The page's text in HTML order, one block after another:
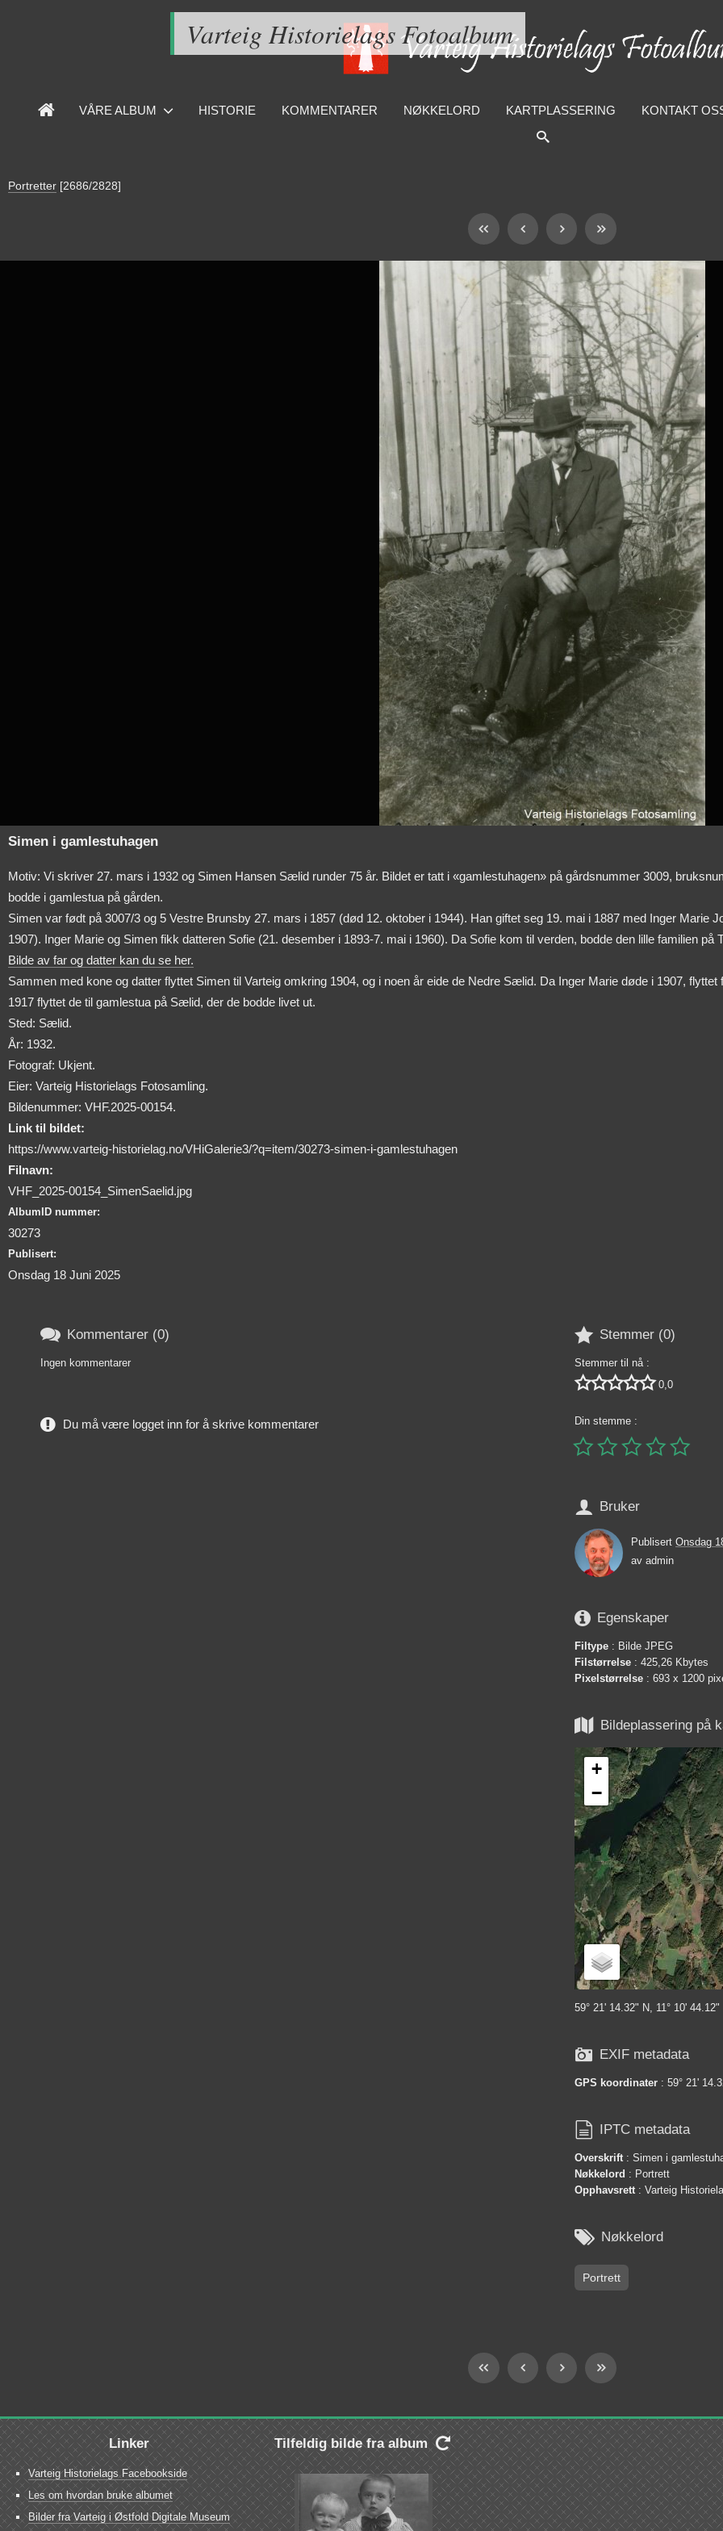
Varteig Historielags Fotoalbum
VÅRE ALBUM HISTORIE KOMMENTARER NØKKELORD KARTPLASSERING KONTAKT
Portretter [2686/2828]
Simen i gamlestuhagen
Motiv: Vi skriver 27. mars i 1932 og Simen Hansen Sælid runder 75 år. Bildet er tatt i «gamlestuhagen» på gårdsnummer 3009,
bodde i gamlestua på gården.
Simen var født på 3007/3 og 5 Vestre Brunsby 27. mars i 1857 (død 12. oktober i 1944). Han giftet seg 19. mai i 1887 med Inger Marie
1907). Inger Marie og Simen fikk datteren Sofie (21. desember i 1893-7. mai i 1960). Da Sofie kom til verden, bodde den lille familien
Bilde av far og datter kan du se her.
Sammen med kone og datter flyttet Simen til Varteig omkring 1904, og i noen år eide de Nedre Sælid. Da Inger Marie døde i 1907,
1917 flyttet de til gamlestua på Sælid, der de bodde livet ut.
Sted: Sælid.
År: 1932.
Fotograf: Ukjent.
Eier: Varteig Historielags Fotosamling.
Bildenummer: VHF.2025-00154.
Link til bildet:
https://www.varteig-historielag.no/VHiGalerie3/?q=item/30273-simen-i-gamlestuhagen
Filnavn:
VHF_2025-00154_SimenSaelid.jpg
AlbumID nummer:
30273
Publisert:
Onsdag 18 Juni 2025
 Stemmer (0)
Stemmer til nå :
 0,0
Din stemme :

 Bruker
Publisert Onsdag
av admin
 Egenskaper
Filtype : Bilde JPEG
Filstørrelse : 425,26 Kbytes
Pixelstørrelse : 693 x 1200
 Bildeplassering på
+
−
59° 21' 14.32" N, 11° 10' 44.12"
 EXIF metadata
GPS koordinater : 59° 21'
 IPTC metadata
Overskrift : Simen i
Nøkkelord : Portrett
Opphavsrett : Varteig
 Nøkkelord
Portrett
 Kommentarer (0)
Ingen kommentarer
Du må være logget inn for å skrive kommentarer
Linker
Varteig Historielags Facebookside
Les om hvordan bruke albumet
Bilder fra Varteig i Østfold Digitale Museum
Tilfeldig bilde fra album 